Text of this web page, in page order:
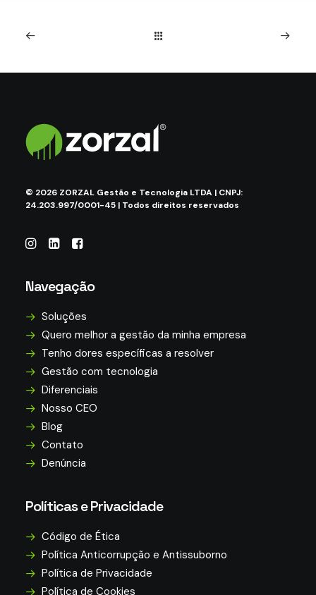
© 2026 ZORZAL Gestão e Tecnologia LTDA | CNPJ:
24.203.997/0001-45 | Todos direitos reservados
Navegação
Soluções
Quero melhor a gestão da minha empresa
Tenho dores específicas a resolver
Gestão com tecnologia
Diferenciais
Nosso CEO
Blog
Contato
Denúncia
Políticas e Privacidade
Código de Ética
Política Anticorrupção e Antissuborno
Política de Privacidade
Política de Cookies